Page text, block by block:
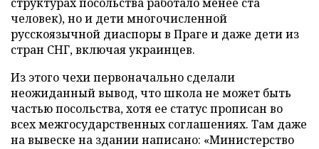
человек), но и дети многочисленной
русскоязычной диаспоры в Праге и даже дети из
стран СНГ, включая украинцев.
Из этого чехи первоначально сделали
неожиданный вывод, что школа не может быть
частью посольства, хотя ее статус прописан во
всех межгосударственных соглашениях. Там даже
на вывеске на здании написано: «Министерство